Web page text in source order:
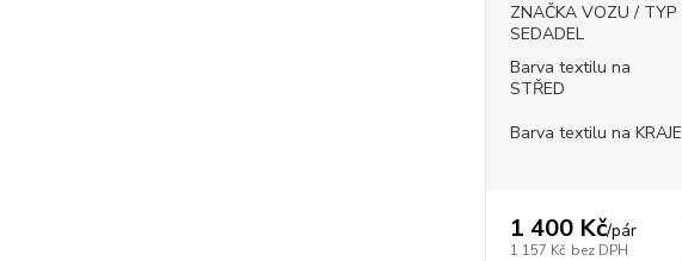
ZNAČKA VOZU / TYP
SEDADEL
Barva textilu na
STŘED
Barva textilu na KRAJE
1 400 Kč/pár
1 157 Kč bez DPH